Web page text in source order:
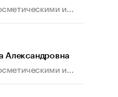
и...
Александровна
и...